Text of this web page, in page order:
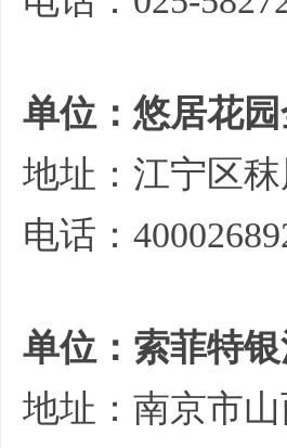
单位：悠居花
地址：江宁区
电话：
单位：索菲特
地址：南京市